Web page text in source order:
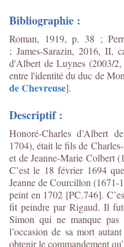
Bibliographie :
Roman, 1919, p. 38 ;
; James-Sarazin, 2016, II,
d'Albert de Luynes (2003/
entre l'identité du duc de
de Chevreuse].
Descriptif :
Honoré-Charles d’Albert
1704), était le fils de
et de Jeanne-Marie Colbert
C’est le 18 février 1694
Jeanne de Courcillon (1671-
peint en 1702 [PC.746].
fit peindre par Rigaud. Il
Simon qui ne manque
l’occasion de sa mort
obtenir le commandement